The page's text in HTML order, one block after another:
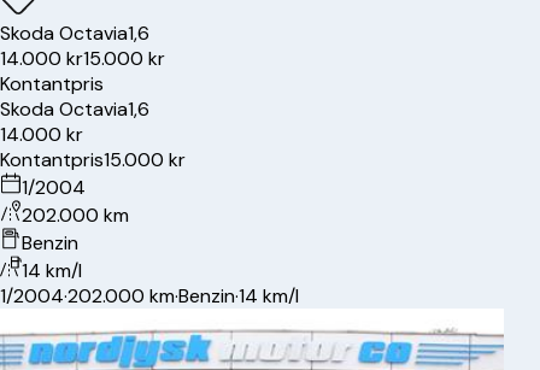
SkodaOctavia1,6
14.000 kr15.000 kr
Kontantpris
SkodaOctavia1,6
14.000 kr
Kontantpris15.000 kr
1/2004
202.000 km
Benzin
14 km/l
1/2004·202.000 km·Benzin·14 km/l